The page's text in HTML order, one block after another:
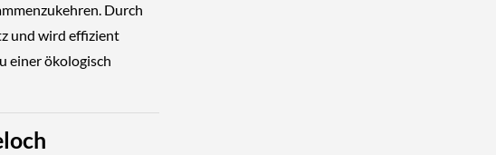
Durch
und wird effizient
einer ökologisch